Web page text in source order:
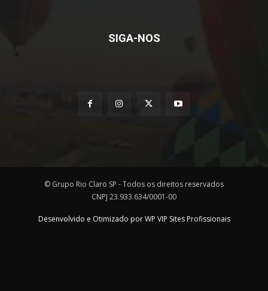
SIGA-NOS
© Grupo Rio Claro SP - Todos os direitos reservados
CNPJ 23.933.634/0001-00
Desenvolvido e Otimizado por WP VIP Sites Profissionais